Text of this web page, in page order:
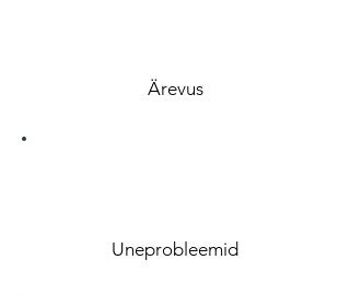
Ärevus
Uneprobleemid